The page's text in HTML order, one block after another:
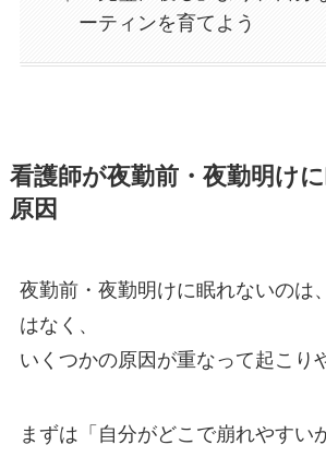
ーティンを育てよう
看護師が夜勤前・夜勤明け
原因
夜勤前・夜勤明けに眠れないのは
はなく、
いくつかの原因が重なって起こり
まずは「自分がどこで崩れやすい